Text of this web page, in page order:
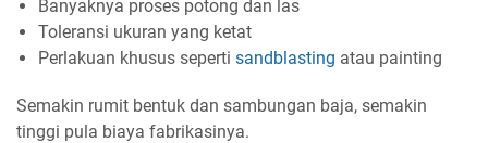
Banyaknya proses potong dan las
Toleransi ukuran yang ketat
Perlakuan khusus seperti sandblasting atau painting
Semakin rumit bentuk dan sambungan baja, semakin
tinggi pula biaya fabrikasinya.